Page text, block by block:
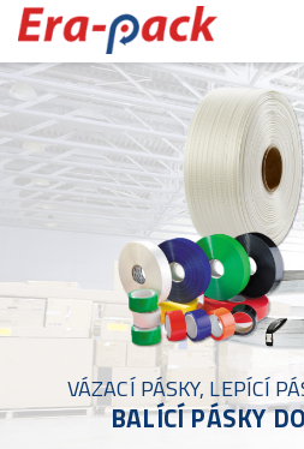
VÁZACÍ PÁSKY, LEPÍCÍ
BALÍCÍ PÁSKY